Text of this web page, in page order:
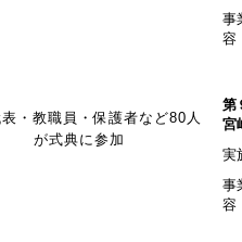
事
容
表・教職員・保護者など80人
が式典に参加
第
宮
実
事
容